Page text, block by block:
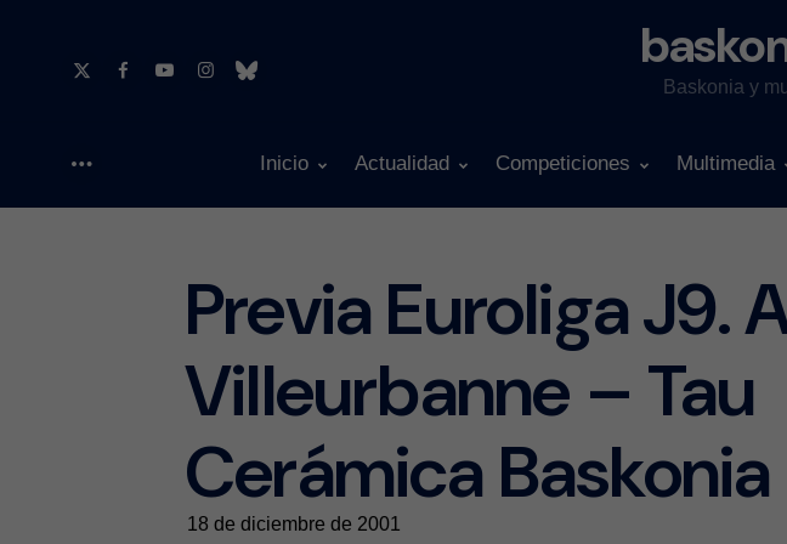
Baskonia y
Inicio Actualidad Competiciones Multimedia
Previa Euroliga J9.
Villeurbanne – Tau
Cerámica Baskonia
18 de diciembre de 2001